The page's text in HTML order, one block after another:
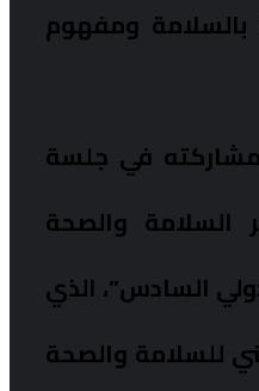
ومفهوم
في جلسة
السلامة والصحة
السادس”، الذي
للسلامة والصحة